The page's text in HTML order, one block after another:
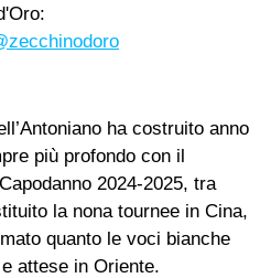
ha costruito anno
più profondo con il
2024-2025, tra
la nona tournee in Cina,
quanto le voci bianche
attese in Oriente.